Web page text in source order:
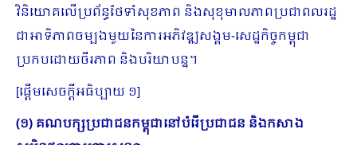
វិនិយោគលើប្រព័ន្ធថែទាំសុខភាព និងសុខុមាលភាពប្រជាពលរដ្ឋ
ជាអាទិភាពចម្បងមួយនៃការអភិវឌ្ឍសង្គម-សេដ្ឋកិច្ចកម្ពុជា
ប្រកបដោយចីរភាព និងបរិយាបន្ន។
[ផ្តើមសេចក្តីអធិប្បាយ ១]
(១) គណបក្សប្រជាជនកម្ពុជានៅបំរើប្រជាជន និងកសាង